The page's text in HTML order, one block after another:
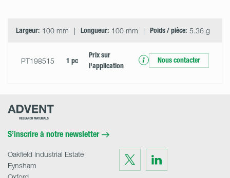
Largeur: 100 mm Longueur: 100 mm Poids / pièce: 5.36 g
PT198515 1 pc
Prix ​​sur
l'application
Nous contacter
Advent
S’inscrire à notre newsletter
Visit
us
on
Twitter
Visit
on
LinkedIn
Oakfield Industrial Estate
Eynsham